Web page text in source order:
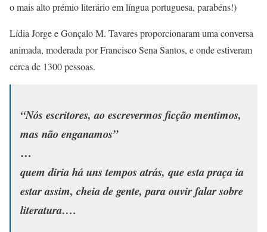
o mais alto prémio literário em língua portuguesa, parabéns!)
Lídia Jorge e Gonçalo M. Tavares proporcionaram uma conversa
animada, moderada por Francisco Sena Santos, e onde estiveram
cerca de 1300 pessoas.
“Nós escritores, ao escrevermos ficção mentimos,
mas não enganamos”
…
quem diria há uns tempos atrás, que esta praça ia
estar assim, cheia de gente, para ouvir falar sobre
literatura….